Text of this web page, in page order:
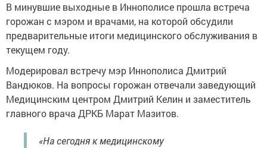
В минувшие выходные в Иннополисе прошла встреча
горожан с мэром и врачами, на которой обсудили
предварительные итоги медицинского обслуживания в
текущем году.
Модерировал встречу мэр Иннополиса Дмитрий
Вандюков. На вопросы горожан отвечали заведующий
Медицинским центром Дмитрий Келин и заместитель
главного врача ДРКБ Марат Мазитов.
«На сегодня к медицинскому